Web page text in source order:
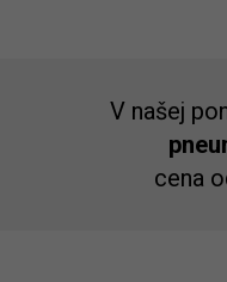
V našej
cena